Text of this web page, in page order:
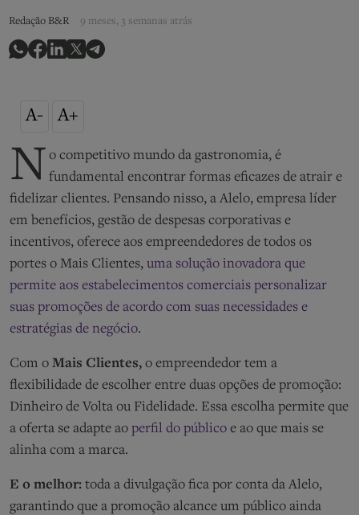
Redação B&R 9 meses, 3 semanas atrás
A- A+
N o competitivo mundo da gastronomia, é
fundamental encontrar formas eficazes de atrair e
fidelizar clientes. Pensando nisso, a Alelo, empresa líder
em benefícios, gestão de despesas corporativas e
incentivos, oferece aos empreendedores de todos os
portes o Mais Clientes, uma solução inovadora que
permite aos estabelecimentos comerciais personalizar
suas promoções de acordo com suas necessidades e
estratégias de negócio.
Com o Mais Clientes, o empreendedor tem a
flexibilidade de escolher entre duas opções de promoção:
Dinheiro de Volta ou Fidelidade. Essa escolha permite que
a oferta se adapte ao perfil do público e ao que mais se
alinha com a marca.
E o melhor: toda a divulgação fica por conta da Alelo,
garantindo que a promoção alcance um público ainda